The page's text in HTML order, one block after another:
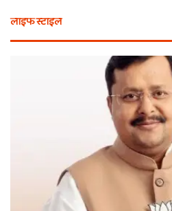
न
खरीदें
लाइफ स्टाइल